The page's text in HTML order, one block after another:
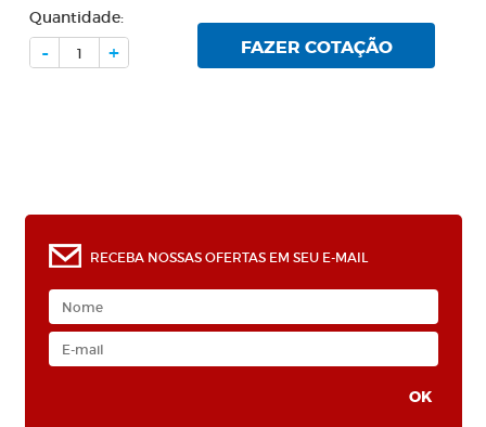
Quantidade:
- + FAZER COTAÇÃO
RECEBA NOSSAS OFERTAS EM SEU E-MAIL